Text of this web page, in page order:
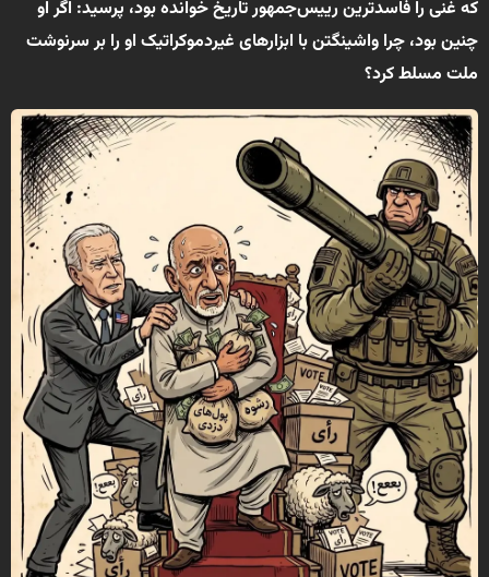
که غنی را فاسدترین رییس‌جمهور تاریخ خوانده بود، پرسید: اگر او
چنین بود، چرا واشینگتن با ابزارهای غیردموکراتیک او را بر سرنوشت
ملت مسلط کرد؟